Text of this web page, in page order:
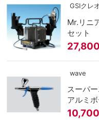
GSIクレ
Mr.リニ
セット
27,800
wave
スーパ
アルミボ
10,700